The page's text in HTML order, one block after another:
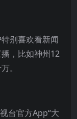
别喜欢看新闻
，比如神州12
。
台官方App“大